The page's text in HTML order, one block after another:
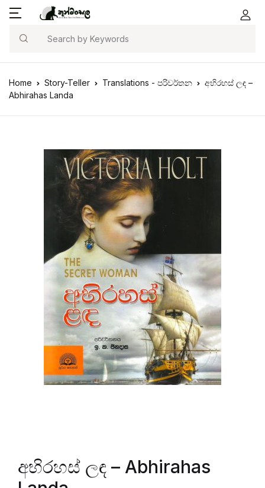
Search
Home Story-Teller Translations - පරිවර්තන
අභිරහස් ලඳ –
Abhirahas Landa
අභිරහස් ලඳ – Abhirahas